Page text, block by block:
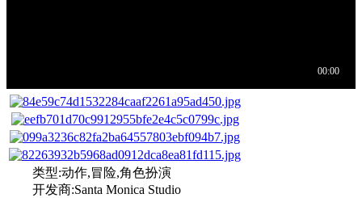
类型:动作,冒险,角色扮演
开发商:Santa Monica Studio